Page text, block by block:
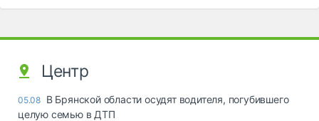
Центр
05.08 В Брянской области осудят водителя, погубившего
целую семью в ДТП